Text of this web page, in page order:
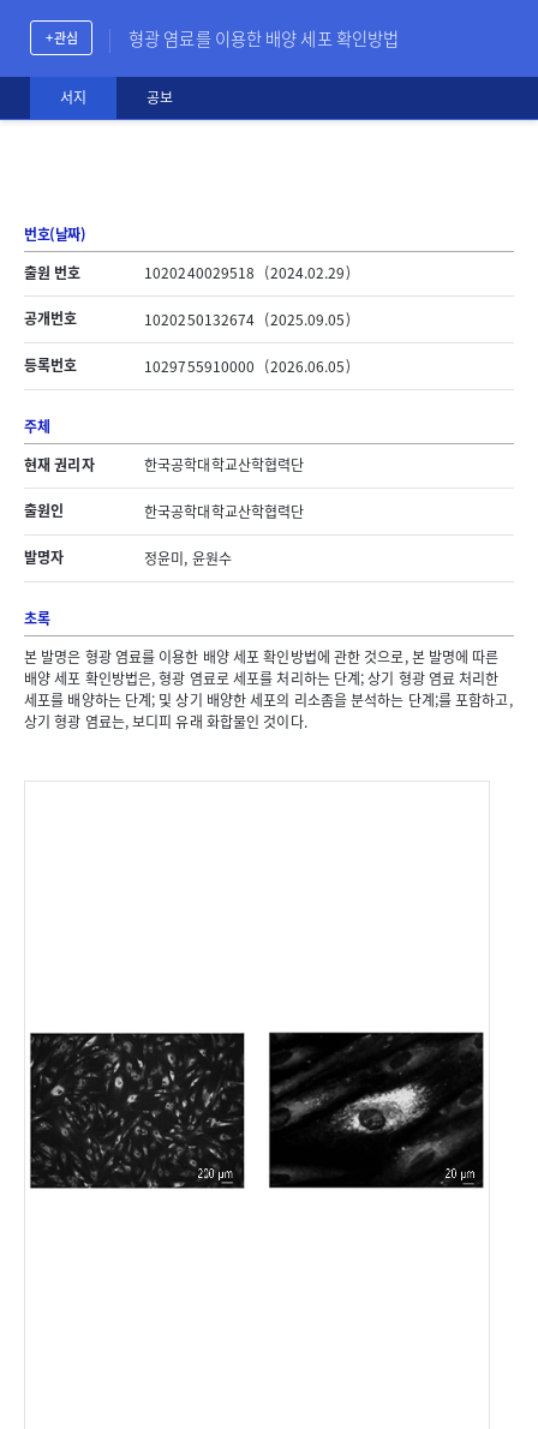
+ 관심 형광 염료를 이용한 배양 세포 확인방법
서지 공보
번호(날짜)
출원 번호
1020240029518 (2024.02.29)
공개번호 1020250132674 (2025.09.05)
등록번호 1029755910000 (2026.06.05)
주체
현재 권리자
한국공학대학교산학협력단
출원인 한국공학대학교산학협력단
발명자 정윤미, 윤원수
초록
본 발명은 형광 염료를 이용한 배양 세포 확인방법에 관한 것으로, 본 발명에 따른
배양 세포 확인방법은, 형광 염료로 세포를 처리하는 단계; 상기 형광 염료 처리한
세포를 배양하는 단계; 및 상기 배양한 세포의 리소좀을 분석하는 단계;를 포함하고,
상기 형광 염료는, 보디피 유래 화합물인 것이다.